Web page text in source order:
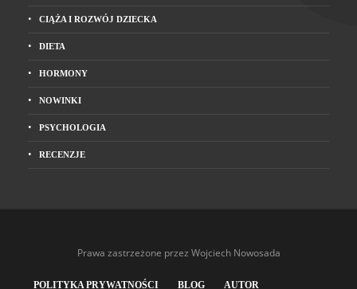
CIĄŻA I ROZWÓJ DZIECKA
DIETA
HORMONY
NOWINKI
PSYCHOLOGIA
RECENZJE
Prawa zastrzeżone przez Wojciech Nowosada
POLITYKA PRYWATNOŚCI BLOG AUTOR